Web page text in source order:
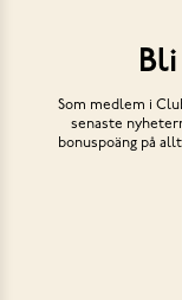
Som medlem i
senaste
bonuspoäng på